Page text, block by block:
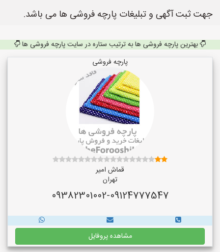
جهت ثبت آگهی و تبلیغات پارچه فروشی ها می باشد.
بهترین پارچه فروشی ها به ترتیب ستاره در سایت پارچه فروشی ها
پارچه فروشی
قماش امیر
تهران
09382301002-09124777547
مشاهده پروفایل